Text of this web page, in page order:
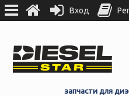
запчасти для
Вход